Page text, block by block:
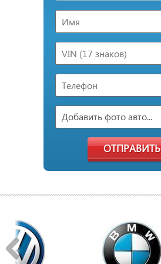
Добавить фото авто...
ОТПРАВИТЬ